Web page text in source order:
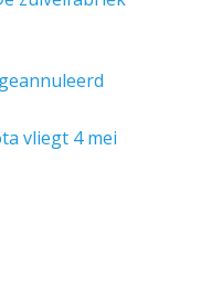
vliegt 4 mei